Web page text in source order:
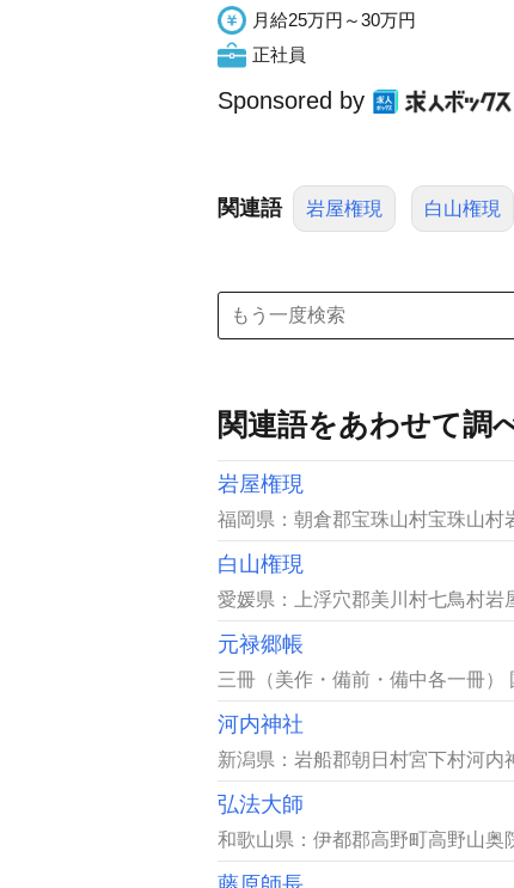
月給25万円～30万円
正社員
Sponsored by
関連語 岩屋権現 白山権現
関連語をあわせて調
岩屋権現
福岡県：朝倉郡宝珠山村宝珠山
白山権現
愛媛県：上浮穴郡美川村七鳥村
元禄郷帳
三冊（美作・備前・備中各一冊
河内神社
新潟県：岩船郡朝日村宮下村河
弘法大師
和歌山県：伊都郡高野町高野山